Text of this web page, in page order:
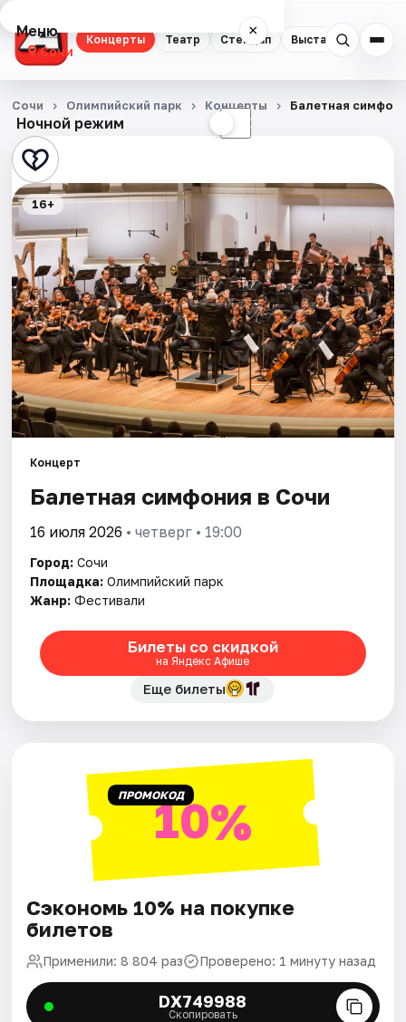
Концерты Театр Стендап Выставки
Меню ×
Сочи
Концерты
Театр
Стендап
Выставки
Квесты
Экскурсии
Спорт
События
Площадки
Артисты
Рейтинги
Ночной режим ☾
Сочи Олимпийский парк Концерты Балетная
16+
Концерт
Балетная симфония в Сочи
16 июля 2026 • четверг • 19:00
Город: Сочи
Площадка: Олимпийский парк
Жанр: Фестивали
Билеты со скидкой
на Яндекс Афише
Еще билеты
ПРОМОКОД10%
Сэкономь 10% на покупке
билетов
Применили: 8 804 раз Проверено: 1 минуту назад
DX749988
Скопировать